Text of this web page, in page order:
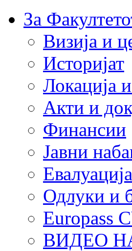
За
Визија и
Историјат
Локација
Акти и
Финансии
Јавни
Одлуки и
Europass
ВИДЕО